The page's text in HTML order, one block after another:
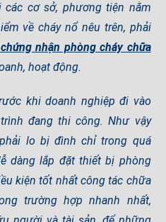
cơ sở, phương tiện nằm
về cháy nổ nêu trên, phải
nhận phòng cháy chữa
hoạt động.
khi doanh nghiệp đi vào
đang thi công. Như vậy
lo bị đình chỉ trong quá
dàng lắp đặt thiết bị phòng
kiện tốt nhất công tác chữa
trường hợp nhanh nhất,